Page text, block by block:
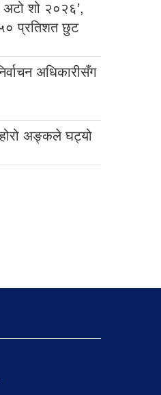
शो २०२६’,
प्रतिशत छुट
अधिकारीसँग
अङ्कले घट्यो